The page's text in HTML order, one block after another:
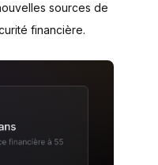
sources de
financière.